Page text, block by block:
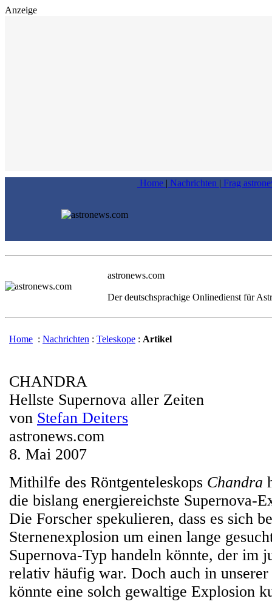
Anzeige
Home | Nachrichten | Frag
astronews.com
Der deutschsprachige Onlinedienst für
Home : Nachrichten : Teleskope : Artikel
CHANDRA
Hellste Supernova aller Zeiten
von Stefan Deiters
astronews.com
8. Mai 2007
Mithilfe des Röntgenteleskops Chandra
die bislang energiereichste Supernova-
Die Forscher spekulieren, dass es sich
Sternenexplosion um einen lange
Supernova-Typ handeln könnte, der im
relativ häufig war. Doch auch in
könnte eine solch gewaltige Explosion